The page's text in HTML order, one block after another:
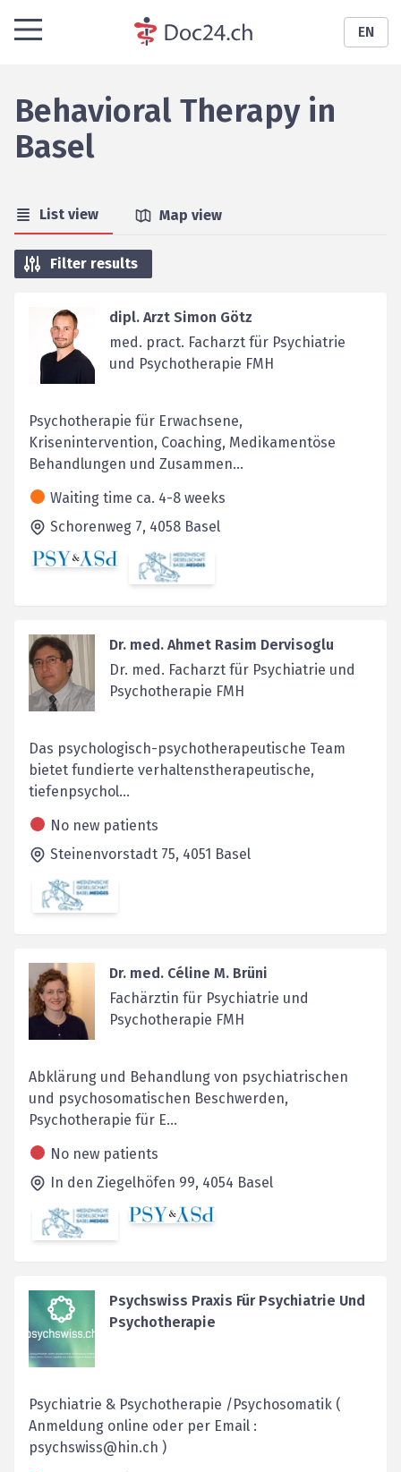
EN
Behavioral Therapy in
Basel
List view Map view
Filter results
dipl. Arzt Simon Götz
med. pract. Facharzt für Psychiatrie
und Psychotherapie FMH
Psychotherapie für Erwachsene,
Krisenintervention, Coaching, Medikamentöse
Behandlungen und Zusammen...
Waiting time ca. 4-8 weeks
Schorenweg 7, 4058 Basel
Dr. med. Ahmet Rasim Dervisoglu
Dr. med. Facharzt für Psychiatrie und
Psychotherapie FMH
Das psychologisch-psychotherapeutische Team
bietet fundierte verhaltenstherapeutische,
tiefenpsychol...
No new patients
Steinenvorstadt 75, 4051 Basel
Dr. med. Céline M. Brüni
Fachärztin für Psychiatrie und
Psychotherapie FMH
Abklärung und Behandlung von psychiatrischen
und psychosomatischen Beschwerden,
Psychotherapie für E...
No new patients
In den Ziegelhöfen 99, 4054 Basel
Psychswiss Praxis Für Psychiatrie Und
Psychotherapie
Psychiatrie & Psychotherapie /Psychosomatik (
Anmeldung online oder per Email :
psychswiss@hin.ch )